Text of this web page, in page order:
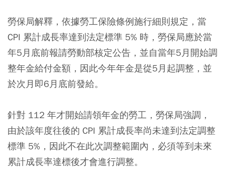
勞保局解釋，依據勞工保險條例施行細則規定，當
CPI 累計成長率達到法定標準 5% 時，勞保局應於當
年5月底前報請勞動部核定公告，並自當年5月開始調
整年金給付金額，因此今年年金是從5月起調整，並
於次月即6月底前發給。
針對 112 年才開始請領年金的勞工，勞保局強調，
由於該年度往後的 CPI 累計成長率尚未達到法定調整
標準 5%，因此不在此次調整範圍內，必須等到未來
累計成長率達標後才會進行調整。